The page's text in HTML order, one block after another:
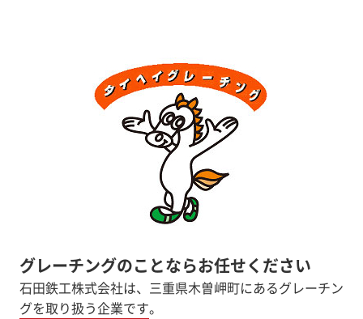
グレーチングのことならお任せください
石田鉄工株式会社は、三重県木曽岬町にあるグレーチン